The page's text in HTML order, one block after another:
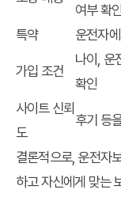
여부 확
특약
운전자
가입 조건
나이, 운
확인
사이트 신뢰
도
후기 등
결론적으로, 운전자
하고 자신에게 맞는